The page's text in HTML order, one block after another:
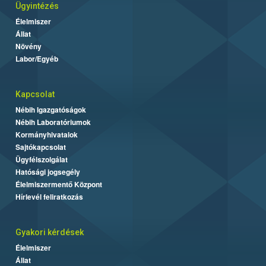
Ügyintézés
Élelmiszer
Állat
Növény
Labor/Egyéb
Kapcsolat
Nébih Igazgatóságok
Nébih Laboratóriumok
Kormányhivatalok
Sajtókapcsolat
Ügyfélszolgálat
Hatósági jogsegély
Élelmiszermentő Központ
Hírlevél feliratkozás
Gyakori kérdések
Élelmiszer
Állat